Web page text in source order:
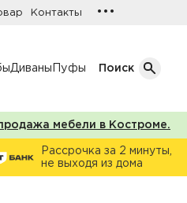
Контакты •••
Диваны Пуфы Поиск
во дверей
мебели в Костроме.
Рассрочка за 2 минуты,
не выходя из дома